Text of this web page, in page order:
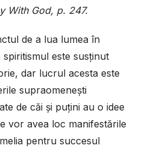
With God, p. 247.
de a lua lumea în
este susținut
dar lucrul acesta este
supraomenești
de căi și puțini au o idee
vor avea loc manifestările
pentru succesul